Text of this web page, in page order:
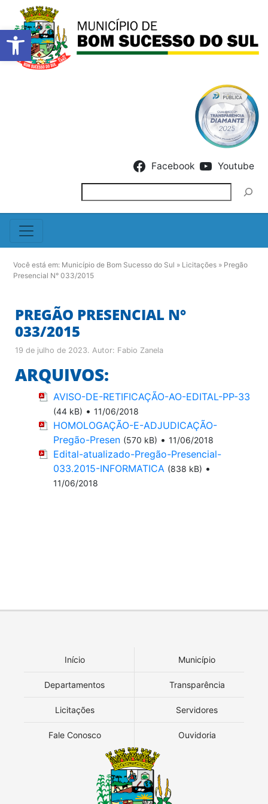
Barra de Ferramentas
Facebook Youtube
Você está em: Município de Bom Sucesso do Sul » Licitações » Pregão
Presencial N° 033/2015
PREGÃO PRESENCIAL N°
033/2015
19 de julho de 2023. Autor: Fabio Zanela
ARQUIVOS:
AVISO-DE-RETIFICAÇÃO-AO-EDITAL-PP-33
(44 kB) • 11/06/2018
HOMOLOGAÇÃO-E-ADJUDICAÇÃO-
Pregão-Presen (570 kB) • 11/06/2018
Edital-atualizado-Pregão-Presencial-
033.2015-INFORMATICA (838 kB) •
11/06/2018
Início Município
Departamentos Transparência
Licitações Servidores
Fale Conosco Ouvidoria